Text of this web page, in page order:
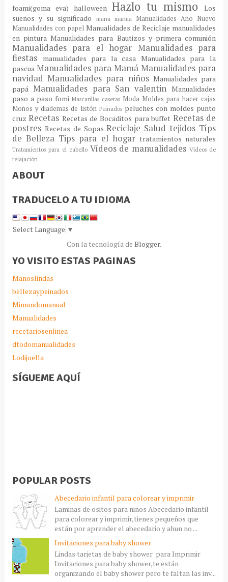
foami(goma eva) halloween Hazlo tu mismoLos
sueños y su significado
manu manua Manualidades Año Nuevo
Manualidades con papel Manualidades de Reciclaje manualidades
en pinturaManualidades para Bautizos y primera comunión
Manualidades para el hogar Manualidades para
fiestas
manualidades para la casa Manualidades para la
pascua Manualidades para MamáManualidades para
navidadManualidades para niños Manualidades para
papá Manualidades para San valentinManualidades
paso a paso fomi Mascarillas caseras Moda Moldes para hacer cajas
Moños y diademas de listón Peinados peluches con moldes punto
cruzRecetas Recetas de Bocaditos para buffet Recetas de
postres Recetas de SopasReciclaje Saludtejidos Típs
de Belleza Tips para el hogar tratamientos naturales
Tratamientos para el cabello Vídeos de manualidadesVídeos de
relajación
ABOUT
TRADUCELO A TU IDIOMA
Select Language ▼
Con la tecnología de Blogger.
YO VISITO ESTAS PAGINAS
Manoslindas
bellezaypeinados
Mimundomanual
Manualidades
recetariosenlinea
dtodomanualidades
Lodijoella
SÍGUEME AQUÍ
POPULAR POSTS
Abecedario infantil para colorear y imprimir
Laminas de ositos para niños Abecedario infantil
para colorear y imprimir,tienes pequeños que
están por aprender el abecedario y ahun no ...
Invitaciones para baby shower
Lindas tarjetas de baby shower para Imprimir
Invitaciones para baby shower,te están
organizando el baby shower pero te faltan las inv...